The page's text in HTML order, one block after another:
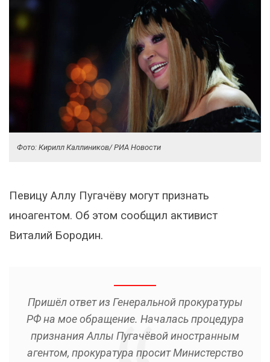
Фото: Кирилл Каллиников/ РИА Новости
Певицу Аллу Пугачёву могут признать
иноагентом. Об этом сообщил активист
Виталий Бородин.
Пришёл ответ из Генеральной прокуратуры
РФ на мое обращение. Началась процедура
признания Аллы Пугачёвой иностранным
агентом, прокуратура просит Министерство